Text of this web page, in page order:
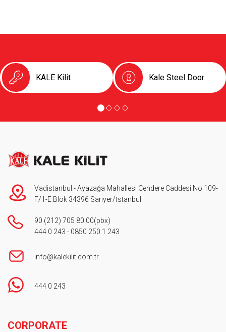
KALE Kilit Kale Steel Door
Vadistanbul - Ayazağa Mahallesi Cendere Caddesi No 109-
F/1-E Blok 34396 Sarıyer/İstanbul
90 (212) 705 80 00(pbx)
444 0 243 - 0850 250 1 243
info@kalekilit.com.tr
444 0 243
CORPORATE